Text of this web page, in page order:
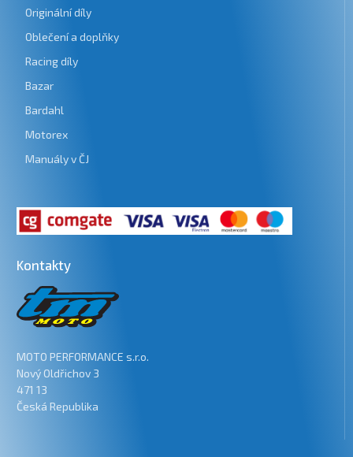
Originální díly
Oblečení a doplňky
Racing díly
Bazar
Bardahl
Motorex
Manuály v ČJ
Kontakty
MOTO PERFORMANCE s.r.o.
Nový Oldřichov 3
471 13
Česká Republika